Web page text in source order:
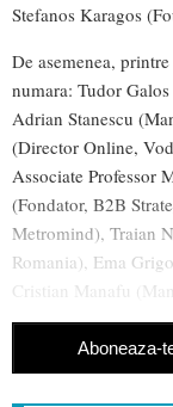
Stefanos Karagos
De asemenea,
numara: Tudor
Adrian Stanescu
(Director Online,
Associate Professor
(Fondator, B2B
Metromind), Traian
Romania), Ema
Cristian Manafu
Aboneaza-